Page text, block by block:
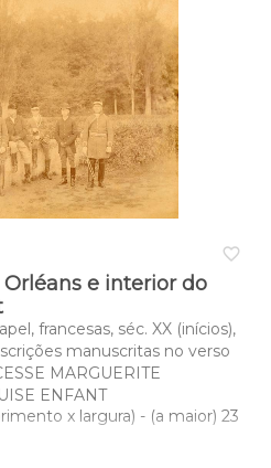
favorite_border
e interior do
francesas, séc. XX (inícios),
manuscritas no verso
MARGUERITE
ENFANT
x largura) - (a maior) 23